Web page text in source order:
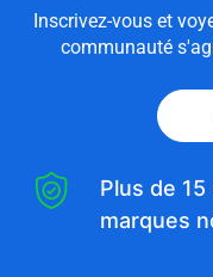
Inscrivez-vous et
communauté
Plus de
marques